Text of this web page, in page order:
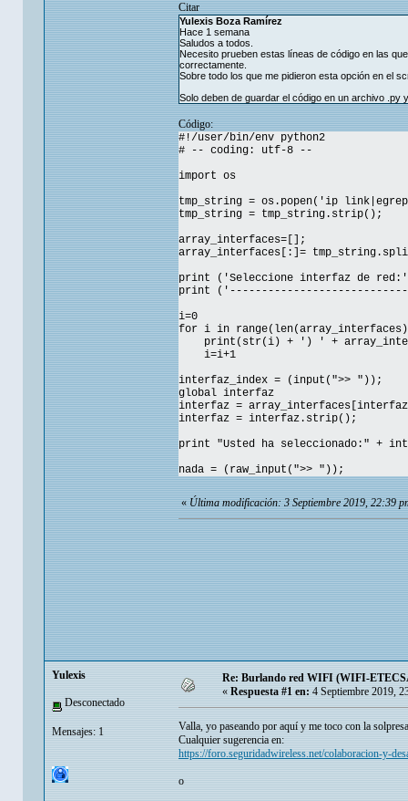
Citar
Yulexis Boza Ramírez
Hace 1 semana
Saludos a todos.
Necesito prueben estas líneas de código en las
correctamente.
Sobre todo los que me pidieron esta opción en el
Solo deben de guardar el código en un archivo
Código:
#!/user/bin/env python2
# -- coding: utf-8 --
import os
tmp_string = os.popen('ip
tmp_string = tmp_string.strip();
array_interfaces=[];
array_interfaces[:]=
print ('Seleccione interfaz de
print
i=0
for i in
print(str(i) + ') ' +
i=i+1
interfaz_index = (input(">> "));
global interfaz
interfaz =
interfaz = interfaz.strip();
print "Usted ha seleccionado:" +
nada = (raw_input(">> "));
«Última modificación: 3 Septiembre 2019, 22:39
Yulexis
Desconectado
Mensajes: 1
Re: Burlando red WIFI (WIFI-
« Respuesta #1 en: 4 Septiembre 2019,
Valla, yo paseando por aquí y me toco con la
Cualquier sugerencia en:
https://foro.seguridadwireless.net/colaboracion-y-
o